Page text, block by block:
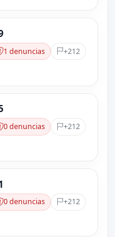
1 denuncias
+212
0 denuncias
+212
0 denuncias
+212